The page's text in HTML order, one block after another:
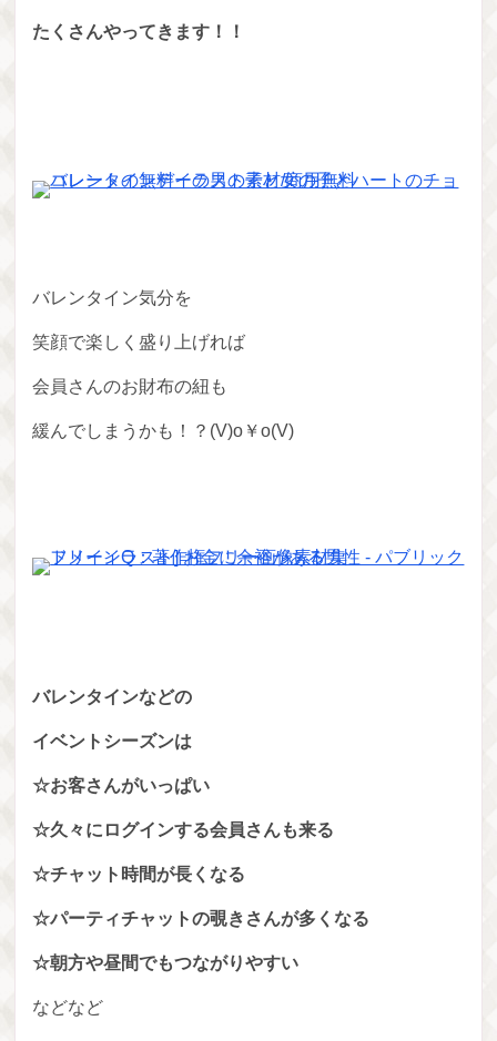
たくさんやってきます！！
バレンタイン気分を
笑顔で楽しく盛り上げれば
会員さんのお財布の紐も
緩んでしまうかも！？(V)o￥o(V)
バレンタインなどの
イベントシーズンは
☆お客さんがいっぱい
☆久々にログインする会員さんも来る
☆チャット時間が長くなる
☆パーティチャットの覗きさんが多くなる
☆朝方や昼間でもつながりやすい
などなど